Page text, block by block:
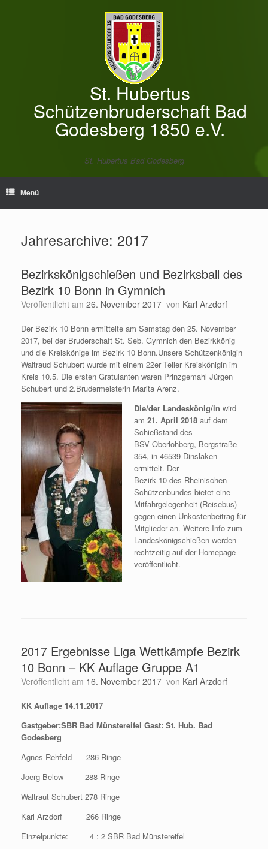
St. Hubertus
Schützenbruderschaft Bad
Godesberg 1850 e.V.
St. Hubertus Bad Godesberg
Menü
Jahresarchive: 2017
Bezirkskönigschießen und Bezirksball des
Bezirk 10 Bonn in Gymnich
Veröffentlicht am 26. November 2017 von Karl Arzdorf
Der Bezirk 10 Bonn ermittelte am Samstag den 25. November
2017, bei der Bruderschaft St. Seb. Gymnich den Bezirkkönig
und die Kreiskönige im Bezirk 10 Bonn.Unsere Schützenkönigin
Waltraud Schubert wurde mit einem 22er Teiler Kreiskönigin im
Kreis 10.5. Die ersten Gratulanten waren Prinzgemahl Jürgen
Schubert und 2.Brudermeisterin Marita Arenz.
Die/der Landeskönig/in wird
am 21. April 2018auf dem
Schießstand des
BSV Oberlohberg, Bergstraße
354, in 46539 Dinslaken
ermittelt. Der
Bezirk 10 des Rheinischen
Schützenbundes bietet eine
Mitfahrgelegenheit (Reisebus)
gegen einen Unkostenbeitrag für
Mitglieder an. Weitere Info zum
Landeskönigschießen werden
rechtzeitig auf der Homepage
veröffentlicht.
2017 Ergebnisse Liga Wettkämpfe Bezirk
10 Bonn – KK Auflage Gruppe A1
Veröffentlicht am 16. November 2017 von Karl Arzdorf
KK Auflage 14.11.2017
Gastgeber:SBR Bad Münstereifel Gast: St. Hub. Bad
Godesberg
Agnes Rehfeld 286 Ringe
Joerg Below 288 Ringe
Waltraut Schubert 278 Ringe
Karl Arzdorf 266 Ringe
Einzelpunkte: 4 : 2 SBR Bad Münstereifel